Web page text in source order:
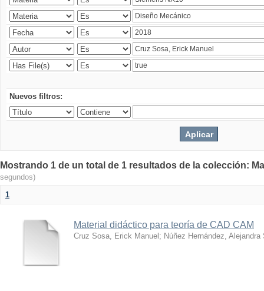
Nuevos filtros:
Mostrando 1 de un total de 1 resultados de la colección:
segundos)
1
Material didáctico para teoría de CAD CAM
Cruz Sosa, Erick Manuel ; Núñez Hernández, Alejandra